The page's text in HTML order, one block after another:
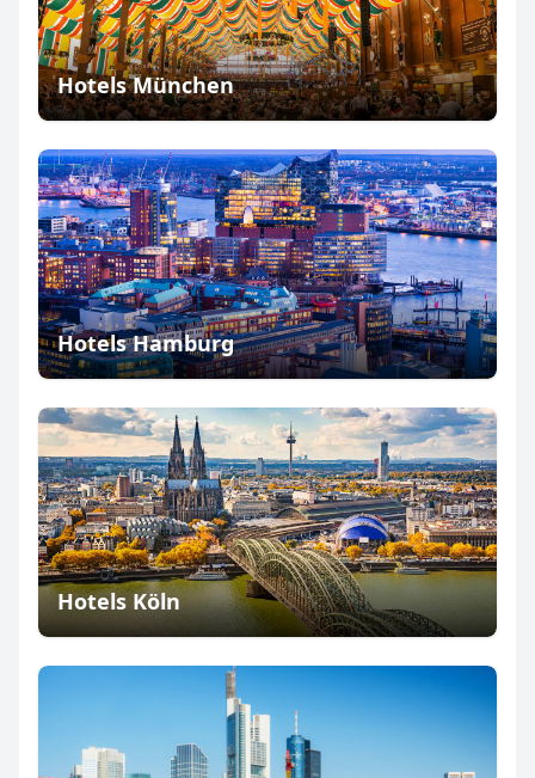
Hotels München
Hotels Hamburg
Hotels Köln